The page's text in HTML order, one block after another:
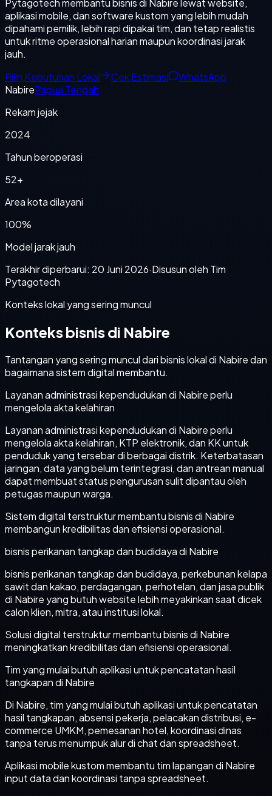
Pytagotech membantu bisnis di Nabire lewat website,
aplikasi mobile, dan software kustom yang lebih mudah
dipahami pemilik, lebih rapi dipakai tim, dan tetap realistis
untuk ritme operasional harian maupun koordinasi jarak
jauh.
Pilih Kebutuhan Lokal
Cek Estimasi
WhatsApp
NabirePapua Tengah
Rekam jejak
2024
Tahun beroperasi
52+
Area kota dilayani
100%
Model jarak jauh
Terakhir diperbarui: 20 Juni 2026·Disusun oleh Tim
Pytagotech
Konteks lokal yang sering muncul
Konteks bisnis di Nabire
Tantangan yang sering muncul dari bisnis lokal di Nabire dan
bagaimana sistem digital membantu.
Layanan administrasi kependudukan di Nabire perlu
mengelola akta kelahiran
Layanan administrasi kependudukan di Nabire perlu
mengelola akta kelahiran, KTP elektronik, dan KK untuk
penduduk yang tersebar di berbagai distrik. Keterbatasan
jaringan, data yang belum terintegrasi, dan antrean manual
dapat membuat status pengurusan sulit dipantau oleh
petugas maupun warga.
Sistem digital terstruktur membantu bisnis di Nabire
membangun kredibilitas dan efisiensi operasional.
bisnis perikanan tangkap dan budidaya di Nabire
bisnis perikanan tangkap dan budidaya, perkebunan kelapa
sawit dan kakao, perdagangan, perhotelan, dan jasa publik
di Nabire yang butuh website lebih meyakinkan saat dicek
calon klien, mitra, atau institusi lokal.
Solusi digital terstruktur membantu bisnis di Nabire
meningkatkan kredibilitas dan efisiensi operasional.
Tim yang mulai butuh aplikasi untuk pencatatan hasil
tangkapan di Nabire
Di Nabire, tim yang mulai butuh aplikasi untuk pencatatan
hasil tangkapan, absensi pekerja, pelacakan distribusi, e-
commerce UMKM, pemesanan hotel, koordinasi dinas
tanpa terus menumpuk alur di chat dan spreadsheet.
Aplikasi mobile kustom membantu tim lapangan di Nabire
input data dan koordinasi tanpa spreadsheet.